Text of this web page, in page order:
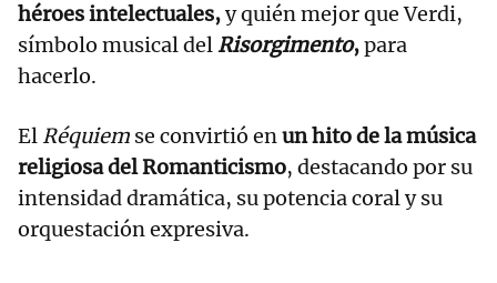
héroes intelectuales,y quién mejor que Verdi,
símbolo musical delRisorgimento,para
hacerlo.
El Réquiem se convirtió enun hito de la música
religiosa del Romanticismo, destacando por su
intensidad dramática, su potencia coral y su
orquestación expresiva.